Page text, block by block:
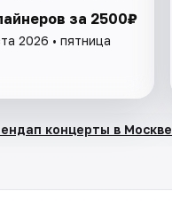
за 2500₽
2026 • пятница
концерты в Москве